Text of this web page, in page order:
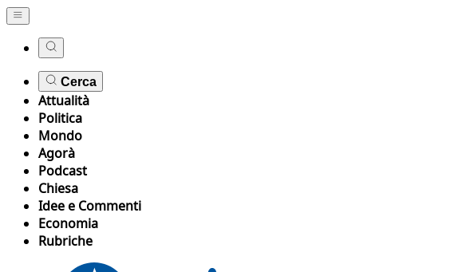
Cerca
Attualità
Politica
Mondo
Agorà
Podcast
Chiesa
Idee e Commenti
Economia
Rubriche